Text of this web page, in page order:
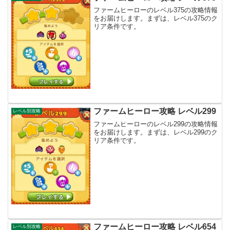
ファームヒーローのレベル375の攻略情報
をお届けします。まずは、レベル375のク
リア条件です。
レベル別攻略 ファームヒーロー攻略 レベル299
ファームヒーローのレベル299の攻略情報
をお届けします。まずは、レベル299のク
リア条件です。
レベル別攻略 ファームヒーロー攻略 レベル654